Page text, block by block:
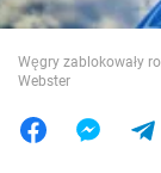
Jedzenie
Węgry zablokowały
Webster